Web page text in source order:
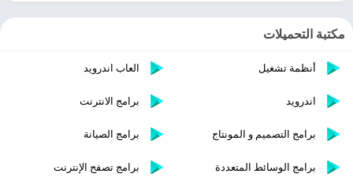
مكتبة التحميلات
أنظمة تشغيل العاب اندرويد
اندرويد برامج الانترنت
برامج التصميم و المونتاج برامج الصيانة
برامج الوسائط المتعددة برامج تصفح الإنترنت